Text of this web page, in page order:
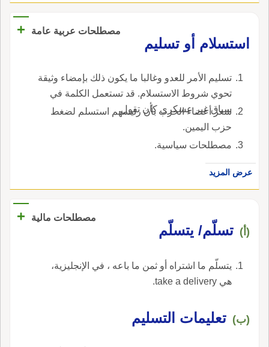
مصطلحات عربية عامة
+
استسلام أو تسليم
تسليم الأمر للعدو وغالبا ما يكون ذلك بإمضاء وثيقة
تحوي شروط الاستسلام. قد تستعمل الكلمة في
سياق غير عسكري كأن تقول.
شعر أعضاء الحزب بأن رئيسهم استسلم لضغط
حزب اليمين.
مصطلحات سياسية.
عرض المزيد
مصطلحات مالية +
(أ) تسلّم/ يتسلّم
يتسلّم ما اشتراه أو ثمن ما باعه ، في الإنجليزية،
هي take a delivery.
(ب) تعليمات التسليم